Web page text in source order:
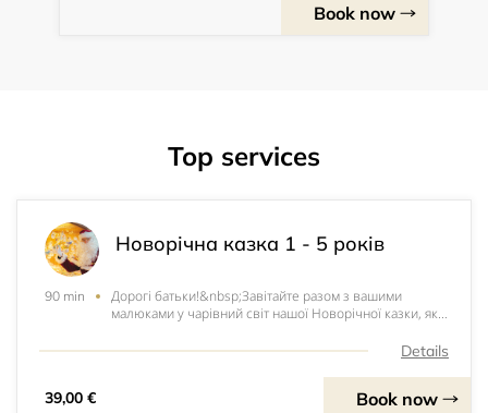
Book now
Top services
Новорічна казка 1 - 5 років
90 min
Дорогі батьки!&nbsp;Завітайте разом з вашими
малюками у чарівний світ нашої Новорічної казки, яка
наповнить дітей радістю та незабутніми враженнями, а
Details
39,00 € Book now